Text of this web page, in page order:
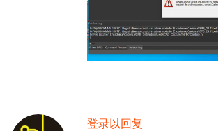
登录以回复